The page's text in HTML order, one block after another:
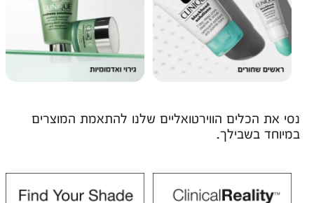
נסי את הכלים הווירטואליים שלנו להתאמת המוצרים
במיוחד בשבילך.